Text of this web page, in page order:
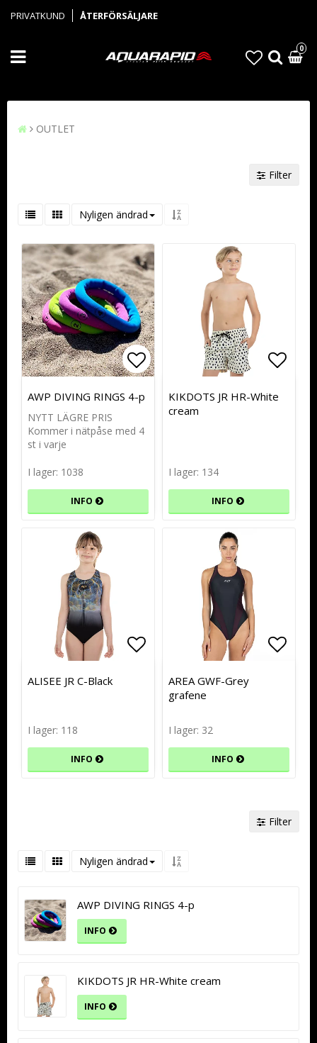
PRIVATKUND ÅTERFÖRSÄLJARE
0
OUTLET
Filter
Nyligen ändrad
Lägg till i favoritlistan
Lägg till i favoritlistan
AWP DIVING RINGS 4-p
NYTT LÄGRE PRIS
Kommer i nätpåse med 4
st i varje
I lager: 1038
INFO
KIKDOTS JR HR-White
cream
I lager: 134
INFO
Lägg till i favoritlistan
Lägg till i favoritlistan
ALISEE JR C-Black
I lager: 118
INFO
AREA GWF-Grey
grafene
I lager: 32
INFO
Filter
Nyligen ändrad
AWP DIVING RINGS 4-p
INFO
KIKDOTS JR HR-White cream
INFO